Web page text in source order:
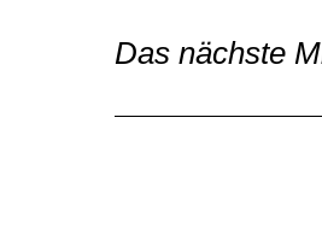
Das nächste